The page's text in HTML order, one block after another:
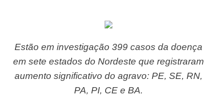
Estão em investigação 399 casos da doença
em sete estados do Nordeste que registraram
aumento significativo do agravo: PE, SE, RN,
PA, PI, CE e BA.